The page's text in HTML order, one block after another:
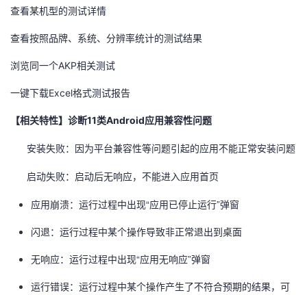
查看某机型的测试详情
查看按照品牌、系统、分辨率统计的测试结果
浏览同一个AKP相关测试
一键下载Excel格式测试报告
【相关特性】诊断11类Android应用兼容性问题
安装失败：因为平台兼容性等问题引起的应用不能正常安装问题
启动失败：启动后无响应，不能进入应用首页
应用崩溃：运行过程中出现“应用已停止运行”弹窗
闪退：运行过程中某个操作导致非正常退出到桌面
无响应：运行过程中出现“应用无响应”弹窗
运行错误：运行过程中某个操作产生了不符合预期的结果，可